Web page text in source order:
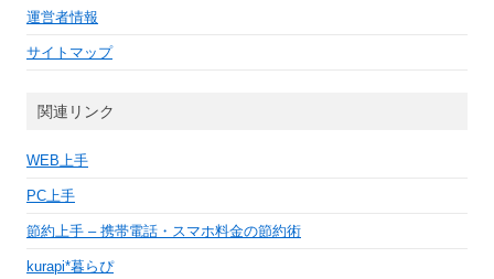
運営者情報
サイトマップ
関連リンク
WEB上手
PC上手
節約上手 – 携帯電話・スマホ料金の節約術
kurapi*暮らぴ